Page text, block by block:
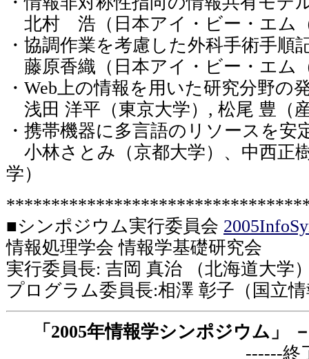
北村 浩（日本アイ・ビー・エム
・協調作業を考慮した外科手術手順
藤原香織（日本アイ・ビー・エム
・Web上の情報を用いた研究分野の
浅田 洋平（東京大学）, 松尾 豊（
・携帯機器に多言語のリソースを
小林さとみ（京都大学）、中西正
学）
■シンポジウム実行委員会
情報処理学会 情報学基礎研究会
実行委員長: 吉岡 真治 （北海道大学
プログラム委員長:相澤 彰子（国立
「2005年情報学シンポジウム」
------終